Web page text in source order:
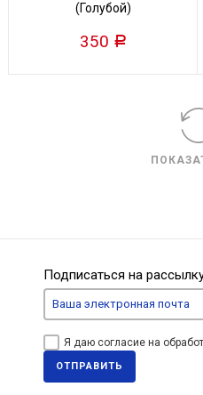
(Голубой)
350 Р
Подписаться на
Я даю согласие на
ОТПРАВИТЬ